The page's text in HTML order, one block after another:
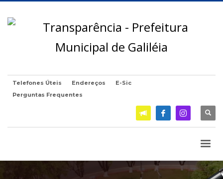
Telefones Úteis Endereços
E-Sic
Perguntas Frequentes